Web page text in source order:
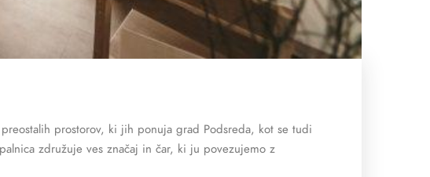
prostorov, ki jih ponuja grad Podsreda, kot se tudi
združuje ves značaj in čar, ki ju povezujemo z